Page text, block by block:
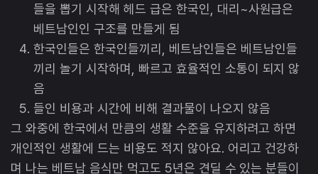
들을 뽑기 시작해 헤드 급은 한국인, 대리~사원급은
베트남인인 구조를 만들게 됨
한국인들은 한국인들끼리, 베트남인들은 베트남인들
끼리 놀기 시작하며, 빠르고 효율적인 소통이 되지 않
음
들인 비용과 시간에 비해 결과물이 나오지 않음
그 와중에 한국에서 만큼의 생활 수준을 유지하려고 하면
개인적인 생활에 드는 비용도 적지 않아요. 어리고 건강하
며 나는 베트남 음식만 먹고도 5년은 견딜 수 있는 분들이